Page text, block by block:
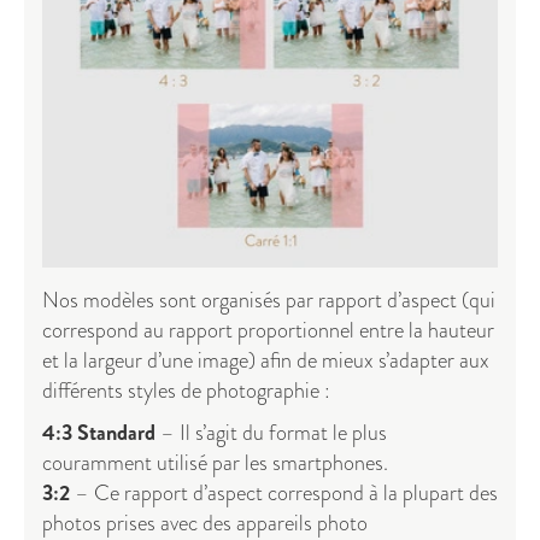
Nos modèles sont organisés par rapport d’aspect (qui
correspond au rapport proportionnel entre la hauteur
et la largeur d’une image) afin de mieux s’adapter aux
différents styles de photographie :
4:3 Standard – Il s’agit du format le plus
couramment utilisé par les smartphones.
3:2 – Ce rapport d’aspect correspond à la plupart des
photos prises avec des appareils photo